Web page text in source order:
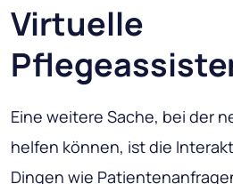
Virtuelle
Eine weitere Sache, bei der
helfen können, ist die
Dingen wie